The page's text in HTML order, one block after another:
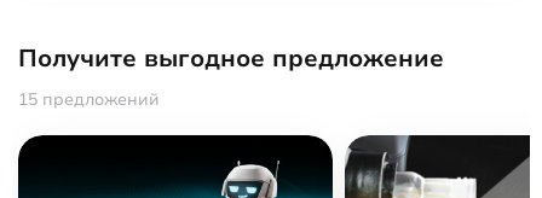
Получите выгодное предложение
15 предложений